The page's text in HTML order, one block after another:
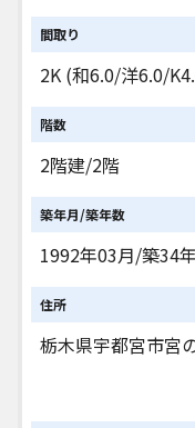
間取り
2K (和6.0/洋6.0/
階数
2階建/2階
築年月/築年数
1992年03月/築34年
住所
栃木県宇都宮市宮